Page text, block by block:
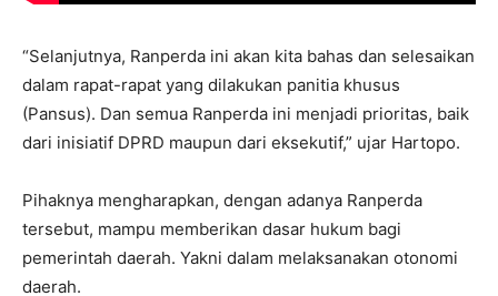
“Selanjutnya, Ranperda ini akan kita bahas dan selesaikan
dalam rapat-rapat yang dilakukan panitia khusus
(Pansus). Dan semua Ranperda ini menjadi prioritas, baik
dari inisiatif DPRD maupun dari eksekutif,” ujar Hartopo.
Pihaknya mengharapkan, dengan adanya Ranperda
tersebut, mampu memberikan dasar hukum bagi
pemerintah daerah. Yakni dalam melaksanakan otonomi
daerah.